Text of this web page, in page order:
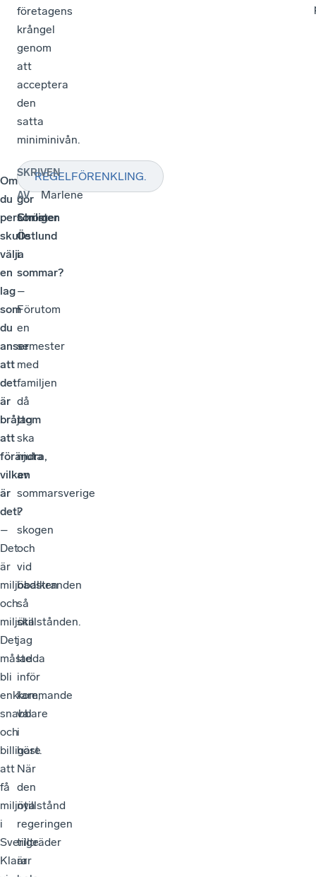
företagens
krångel
genom
att
acceptera
den
satta
miniminivån.
Om
du
personligen
skulle
välja
en
lag
som
du
anser
att
det
är
bråttom
att
förändra,
vilken
är
det?
–
Det
är
miljöbalken
och
miljötillstånden.
Det
måste
bli
enklare,
snabbare
och
billigare
att
få
miljötillstånd
i
Sverige.
Klarar
Vad
gör
Christer
Östlund
i
sommar?
–
Förutom
en
semester
med
familjen
då
jag
ska
njuta
av
sommarsverige
i
skogen
och
vid
badstranden
så
ska
jag
ladda
inför
kommande
val
i
höst.
När
den
nya
regeringen
tillträder
är
REGELFÖRENKLING.
SKRIVEN
AV
Marlene
Ström